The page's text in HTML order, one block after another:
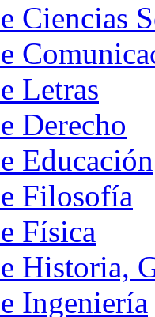
Ciencias
Letras
Derecho
Educación
Filosofía
Física
Historia,
Ingeniería